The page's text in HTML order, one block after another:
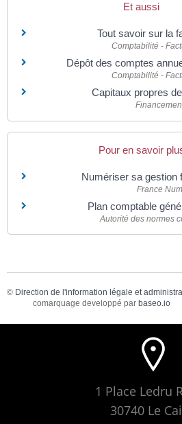
Et aussi
Tout savoir sur la
Comptabilité -
Dépôt des comptes
Comptabilité -
Capitaux propres
Pour en savoir
Numériser sa gestion
France Num
Plan comptable
Autorité des normes
© Direction de l'information légale et
comarquage developpé par baseo.io
1 Place Ledru
30740 Le